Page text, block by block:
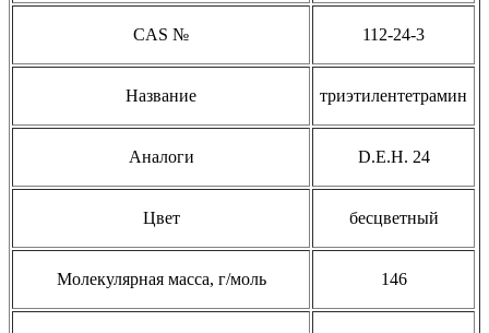
CAS № 112-24-3
Название триэтилентетрамин
Аналоги D.E.H. 24
Цвет бесцветный
Молекулярная масса, г/моль 146